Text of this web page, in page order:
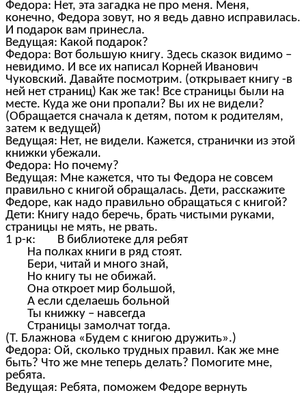
Федора: Нет, эта загадка не про меня. Меня,
конечно, Федора зовут, но я ведь давно исправилась.
И подарок вам принесла.
Ведущая: Какой подарок?
Федора: Вот большую книгу. Здесь сказок видимо –
невидимо. И все их написал Корней Иванович
Чуковский. Давайте посмотрим. (открывает книгу -в
ней нет страниц) Как же так! Все страницы были на
месте. Куда же они пропали? Вы их не видели?
(Обращается сначала к детям, потом к родителям,
затем к ведущей)
Ведущая: Нет, не видели. Кажется, странички из этой
книжки убежали.
Федора: Но почему?
Ведущая: Мне кажется, что ты Федора не совсем
правильно с книгой обращалась. Дети, расскажите
Федоре, как надо правильно обращаться с книгой?
Дети: Книгу надо беречь, брать чистыми руками,
страницы не мять, не рвать.
1 р-к: В библиотеке для ребят
На полках книги в ряд стоят.
Бери, читай и много знай,
Но книгу ты не обижай.
Она откроет мир большой,
А если сделаешь больной
Ты книжку – навсегда
Страницы замолчат тогда.
(Т. Блажнова «Будем с книгою дружить».)
Федора: Ой, сколько трудных правил. Как же мне
быть? Что же мне теперь делать? Помогите мне,
ребята.
Ведущая: Ребята, поможем Федоре вернуть